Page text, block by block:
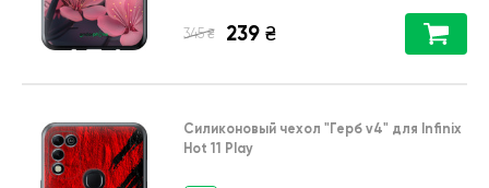
345 ₴ 239 ₴
Силиконовый чехол "Герб v4" для Infinix
Hot 11 Play